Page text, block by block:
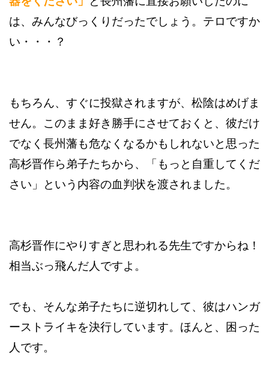
は、みんなびっくりだったでしょう。テロですか
い・・・？
もちろん、すぐに投獄されますが、松陰はめげま
せん。このまま好き勝手にさせておくと、彼だけ
でなく長州藩も危なくなるかもしれないと思った
高杉晋作ら弟子たちから、「もっと自重してくだ
さい」という内容の血判状を渡されました。
高杉晋作にやりすぎと思われる先生ですからね！
相当ぶっ飛んだ人ですよ。
でも、そんな弟子たちに逆切れして、彼はハンガ
ーストライキを決行しています。ほんと、困った
人です。